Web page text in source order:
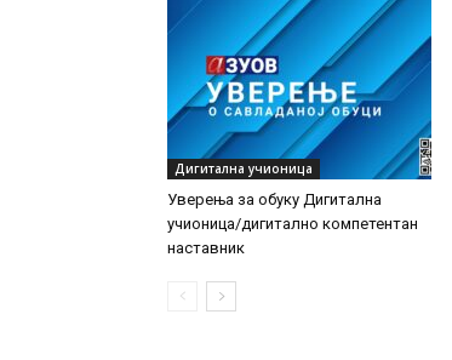
Дигитална учионица
Уверења за обуку Дигитална
учионица/дигитално компетентан
наставник